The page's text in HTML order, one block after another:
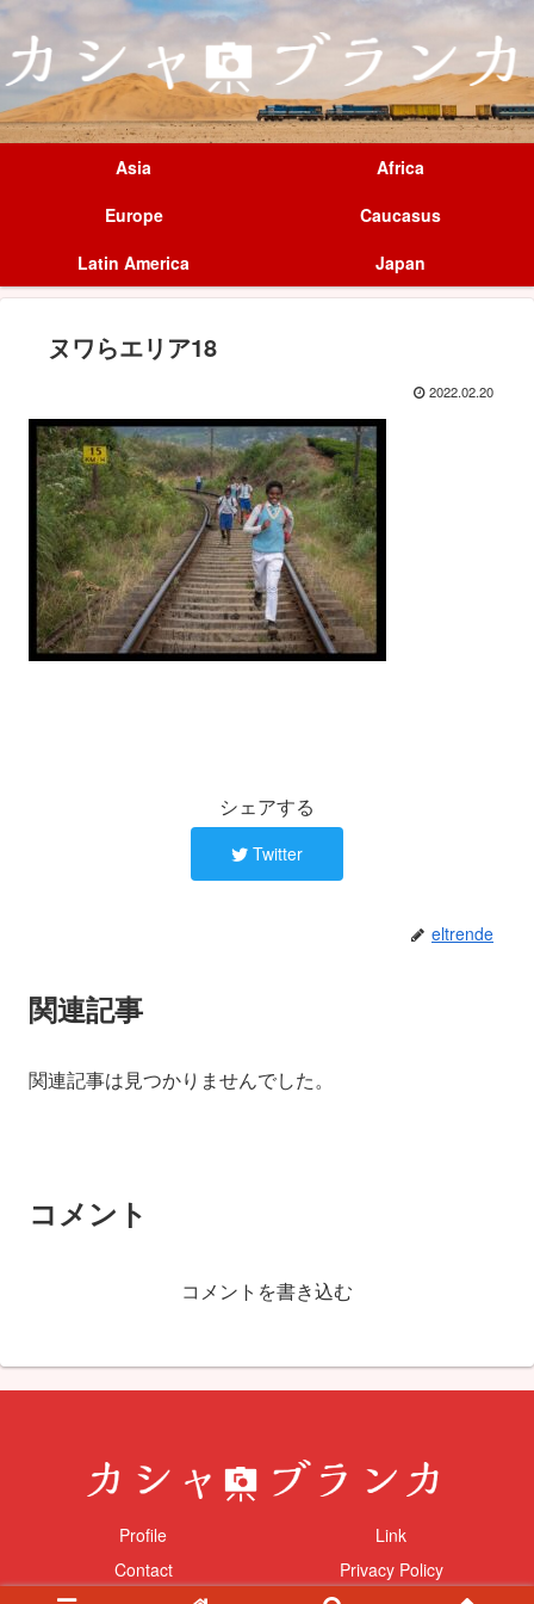
Asia
Africa
Europe
Caucasus
Latin America
Japan
ヌワらエリア18
2022.02.20
シェアする
Twitter
eltrende
関連記事
関連記事は見つかりませんでした。
コメント
コメントを書き込む
Profile
Link
Contact
Privacy Policy